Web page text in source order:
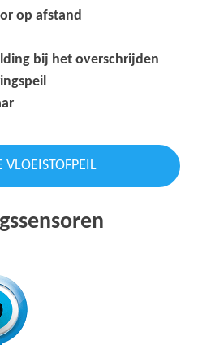
op afstand
bij het overschrijden
VLOEISTOFPEIL